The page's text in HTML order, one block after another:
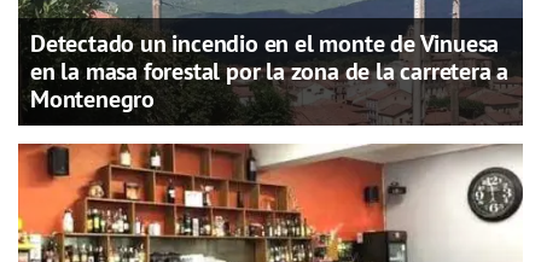
Detectado un incendio en el monte de Vinuesa
en la masa forestal por la zona de la carretera a
Montenegro